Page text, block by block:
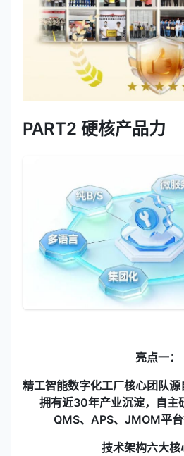
PART2 硬核产品力
亮点一：
精工智能数字化工厂核心团队源
拥有近30年产业沉淀，自主
QMS、APS、JMOM平台
技术架构六大核